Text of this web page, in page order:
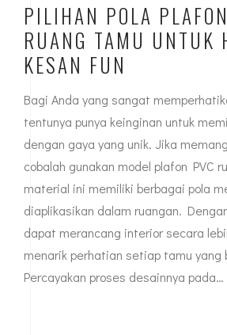
PILIHAN POLA
RUANG TAMU UNTUK
KESAN FUN
Bagi Anda yang sangat
tentunya punya keinginan untuk
dengan gaya yang unik. Jika
cobalah gunakan model plafon PVC
material ini memiliki berbagai pola
diaplikasikan dalam ruangan.
dapat merancang interior secara
menarik perhatian setiap tamu yang
Percayakan proses desainnya pada…